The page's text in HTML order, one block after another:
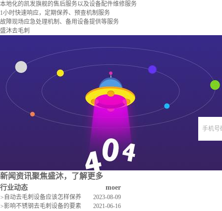
本地化的凯发旗舰的售后服务以及设备配件维修服务
1小时快速响应，定期保养、预查机制服务
故障现场应急处理机制、备用设备提供等服务
盛沐去毛刺
手机号
新闻资讯聚焦盛沐，了解更多
moer
行业动态
2023-08-09
> 自动去毛刺设备应该怎样保养
2021-06-16
>影响不锈钢去毛刺设备的要素